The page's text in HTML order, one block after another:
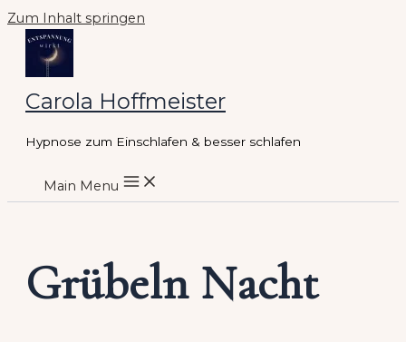
Zum Inhalt springen
Carola Hoffmeister
Hypnose zum Einschlafen & besser schlafen
Main Menu
Grübeln Nacht